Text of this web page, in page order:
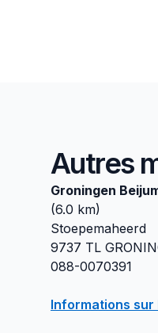
Autres
Groningen
(6.0 km)
Stoepemaheerd
9737 TL
088-0070391
Informations sur